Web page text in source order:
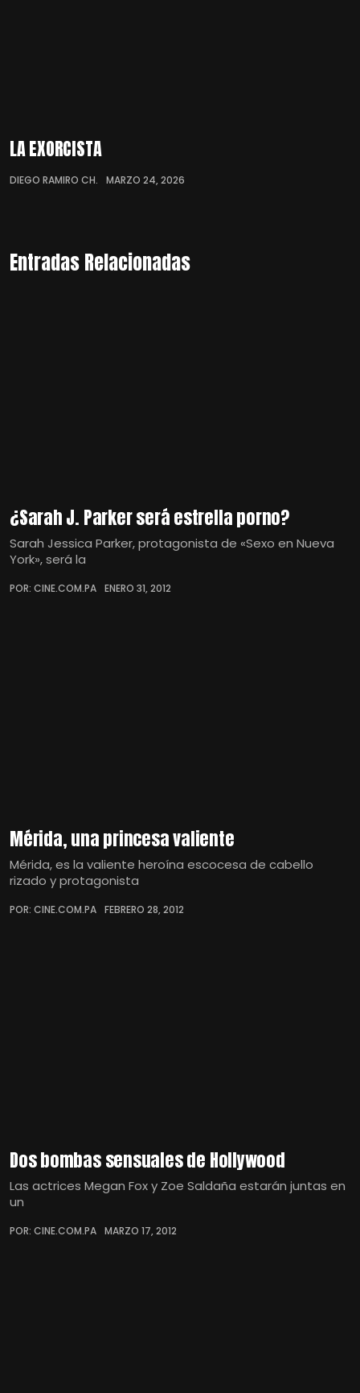
LA EXORCISTA
DIEGO RAMIRO CH. MARZO 24, 2026
Entradas Relacionadas
¿Sarah J. Parker será estrella porno?
Sarah Jessica Parker, protagonista de «Sexo en Nueva
York», será la
POR: CINE.COM.PA ENERO 31, 2012
Mérida, una princesa valiente
Mérida, es la valiente heroína escocesa de cabello
rizado y protagonista
POR: CINE.COM.PA FEBRERO 28, 2012
Dos bombas sensuales de Hollywood
Las actrices Megan Fox y Zoe Saldaña estarán juntas en
un
POR: CINE.COM.PA MARZO 17, 2012